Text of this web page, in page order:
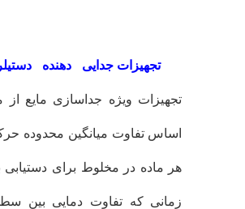
تجهیزات جدایی دهنده
تجهیزات ویژه جداسازی مایع از
اساس تفاوت میانگین محدوده
هر ماده در مخلوط برای
زمانی که تفاوت دمایی بین